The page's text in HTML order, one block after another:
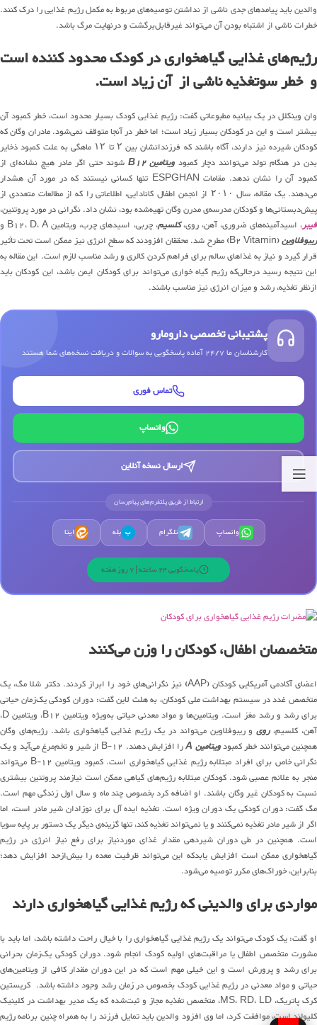
والدین باید پیامدهای جدی ناشی از نداشتن توصیه‌های مربوط به مکمل رژیم غذایی را درک کنند.
خطرات ناشی از اشتباه بودن آن می‌تواند غیرقابل‌برگشت و درنهایت مرگ باشد.
رژیم‌های غذایی گیاهخواری در کودک محدود کننده است
و خطر سوتغذیه ناشی از آن زیاد است.
وان وینکلل در یک بیانیه مطبوعاتی گفت: رژیم غذایی کودک بسیار محدود است، خطر کمبود آن
بیشتر است و این در کودکان بسیار زیاد است؛ اما خطر در آنجا متوقف نمی‌شود. مادران وگان که
کودکان شیرده نیز دارند، آگاه باشند که فرزندانشان بین ۲ تا ۱۲ ماهگی به علت کمبود ذخایر
بدن در هنگام تولد می‌توانند دچار کمبود ویتامین B12
شوند حتی اگر مادر هیچ نشانه‌ای از
کمبود آن را نشان ندهد. مقامات ESPGHAN تنها کسانی نیستند که در مورد آن هشدار
می‌دهند. یک مقاله، سال ۲۰۱۰ از انجمن اطفال کانادایی، اطلاعاتی را که از مطالعات متعددی از
پیش‌دبستانی‌ها و کودکان مدرسه‌ی مدرن وگان تهیه‌شده بود، نشان داد. نگرانی در مورد پروتئین،
فیبر، اسیدآمینه‌های ضروری، آهن، روی،کلسیم، چربی، اسیدهای چرب، ویتامین B12، D، A و
ریبوفلاوین
(B2 Vitamin) مطرح شد. محققان افزودند که سطح انرژی نیز ممکن است تحت تأثیر
قرار گیرد و نیاز به غذاهای سالم برای فراهم کردن کالری و رشد مناسب لازم است. این مقاله به
این نتیجه رسید درحالی‌که رژیم گیاه خواری می‌تواند برای کودکان ایمن باشد، این کودکان باید
ازنظر تغذیه، رشد و میزان انرژی نیز مناسب باشند.
پشتیبانی تخصصی دارومارو
کارشناسان ما 24/7 آماده پاسخگویی به سوالات و دریافت نسخه‌های شما هستند
تماس فوری
واتساپ
ارسال نسخه آنلاین
ارتباط از طریق پلتفرم‌های پیام‌رسان
واتساپ تلگرام ب بله ایتا
پاسخگویی 24 ساعته | 7 روز هفته
متخصصان اطفال، کودکان را وزن می‌کنند
اعضای آکادمی آمریکایی کودکان (AAP) نیز نگرانی‌های خود را ابراز کردند. دکتر شلا مگ، یک
متخصص غدد در سیستم بهداشت ملی کودکان، به هلث لاین گفت: دوران کودکی یک‌زمان حیاتی
برای رشد و رشد مغز است. ویتامین‌ها و مواد معدنی حیاتی به‌ویژه ویتامین B12، ویتامین D،
آهن، کلسیم،روی و ریبوفلاوین می‌تواند در یک رژیم غذایی گیاهخواری باشد. رژیم‌های وگان
همچنین می‌توانند خطر کمبودویتامین A
را افزایش دهند. B-12 از شیر و تخم‌مرغ می‌آید و یک
نگرانی خاص برای افراد مبتلابه رژیم غذایی گیاهخواری است. کمبود ویتامین B-12 می‌تواند
منجر به علائم عصبی شود. کودکان مبتلابه رژیم‌های گیاهی ممکن است نیازمند پروتئین بیشتری
نسبت به کودکان غیر وگان باشند. او اضافه کرد بخصوص چند ماه و سال اول زندگی مهم است.
مگ گفت: دوران کودکی یک دوران ویژه است. تغذیه ایده آل برای نوزادان شیر مادر است، اما
اگر از شیر مادر تغذیه نمی‌کنند و یا نمی‌تواند تغذیه کند، تنها گزینه‌ی دیگر یک دستور بر پایه سویا
است. همچنین در طی دوران شیردهی مقدار غذای موردنیاز برای رفع نیاز انرژی در رژیم
گیاهخواری ممکن است افزایش یابدکه این می‌تواند ظرفیت معده را بیش‌ازحد افزایش دهد؛
بنابراین، خوراک‌های مکرر توصیه می‌شود.
مواردی برای والدینی که رژیم غذایی گیاهخواری دارند
او گفت: یک کودک می‌تواند یک رژیم غذایی گیاهخواری را با خیال راحت داشته باشد، اما باید با
مشورت متخصص اطفال یا مراقبت‌های اولیه کودک انجام شود. دوران کودکی یک‌زمان بحرانی
برای رشد و پرورش است و این خیلی مهم است که در این دوران مقدار کافی از ویتامین‌های
حیاتی و مواد معدنی در رژیم غذایی کودک بخصوص در زمان رشد وجود داشته باشد. کریستین
کرک پاتریک، MS، RD، LD، متخصص تغذیه مجاز و ثبت‌شده که یک مدیر بهداشت در کلینیک
کلیولند است، موافقت کرد، اما وی افزود والدین باید تمایل فرزند را به همراه چنین برنامه رژیم